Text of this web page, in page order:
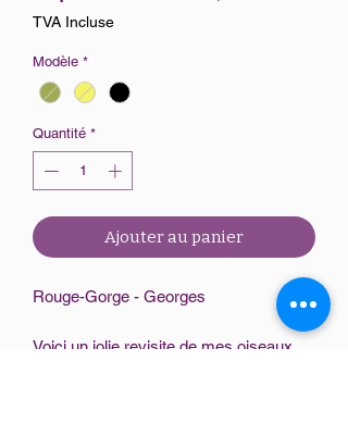
TVA Incluse
Modèle *
Quantité *
Ajouter au panier
Rouge-Gorge - Georges
Voici un jolie revisite de mes oiseaux.